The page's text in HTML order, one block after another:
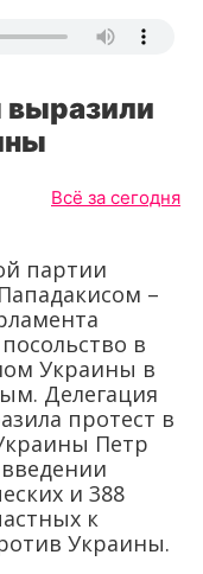
выразили
Всё за сегодня
партии
–
в
Украины в
Делегация
протест в
Петр
и 388
к
Украины.